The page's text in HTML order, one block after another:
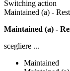
Switching action
Maintained (a) -
Maintained (a) -
scegliere ...
Maintained